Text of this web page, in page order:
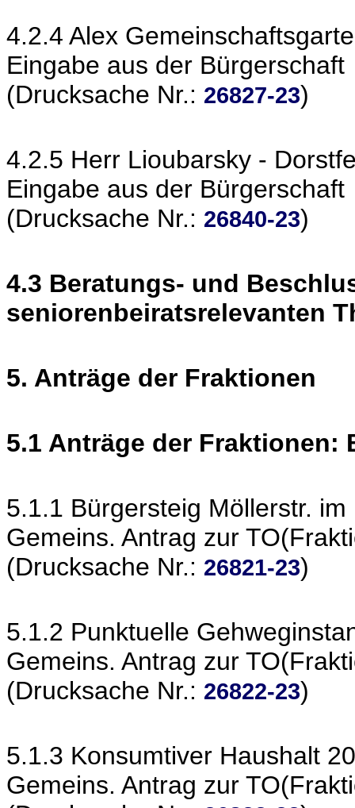
4.2.4 Alex
Eingabe aus der Bürgerschaft
(Drucksache Nr.: 26827-23)
4.2.5 Herr Lioubarsky -
Eingabe aus der Bürgerschaft
(Drucksache Nr.: 26840-23)
4.3 Beratungs- und
seniorenbeiratsrelevanten
5. Anträge der Fraktionen
5.1 Anträge der Fraktionen:
5.1.1 Bürgersteig Möllerstr.
Gemeins. Antrag zur
(Drucksache Nr.: 26821-23)
5.1.2 Punktuelle
Gemeins. Antrag zur
(Drucksache Nr.: 26822-23)
5.1.3 Konsumtiver Haushalt
Gemeins. Antrag zur